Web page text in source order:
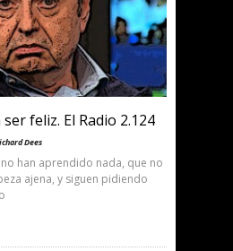
feliz. El Radio 2.124
Dees
han aprendido nada, que no
ajena, y siguen pidiendo